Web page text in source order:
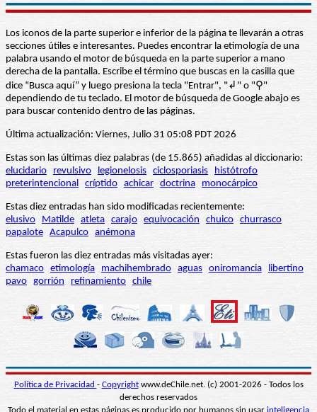
Los iconos de la parte superior e inferior de la página te llevarán a otras
secciones útiles e interesantes. Puedes encontrar la etimología de una
palabra usando el motor de búsqueda en la parte superior a mano
derecha de la pantalla. Escribe el término que buscas en la casilla que
dice “Busca aquí” y luego presiona la tecla "Entrar", "↲" o "⚲"
dependiendo de tu teclado. El motor de búsqueda de Google abajo es
para buscar contenido dentro de las páginas.
Última actualización: Viernes, Julio 31 05:08 PDT 2026
Estas son las últimas diez palabras (de 15.865) añadidas al diccionario:
elucidario
revulsivo legionelosis ciclosporiasis
histótrofo
preterintencional críptido achicar doctrina monocárpico
Estas diez entradas han sido modificadas recientemente:
elusivo
Matilde atleta carajo equivocación chuico churrasco
papalote Acapulco anémona
Estas fueron las diez entradas más visitadas ayer:
chamaco etimología machihembrado aguas oniromancia
libertino
pavo gorrión refinamiento chile
Política de Privacidad - Copyrightwww.deChile.net. (c) 2001-2026 - Todos los
derechos reservados